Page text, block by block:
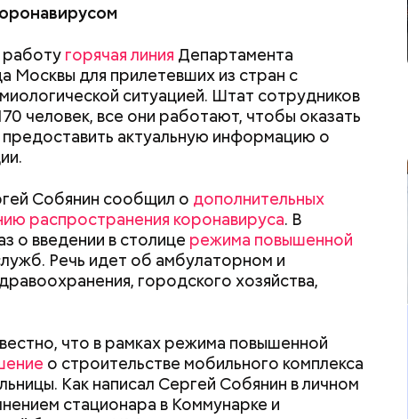
работугорячая линия Департамента
Москвы для прилетевших из стран с
ситуацией. Штат сотрудников
человек, все они работают, чтобы оказать
актуальную информацию о
Собянин сообщил о дополнительных
распространения коронавируса. В
о введении в столице режима повышенной
Речь идет об амбулаторном и
городского хозяйства,
что в рамках режима повышенной
о строительстве мобильного комплекса
Как написал Сергей Собянин в личном
стационара в Коммунарке и
путников молитвой успокоил
Как получить до 100 тысяч
рублей от государства при
трудной ситуации: кто может
претендовать и какие нужны
документы